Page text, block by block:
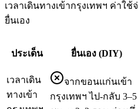
เวลาเดินทางเข้ากรุงเทพฯ ค่าใ
ยื่นเอง
ประเด็น ยื่นเอง (DIY)
เวลาเดิน
ทางเข้า
จากขอนแก่นเข้า
กรุงเทพฯ ไป-กลับ 3–5